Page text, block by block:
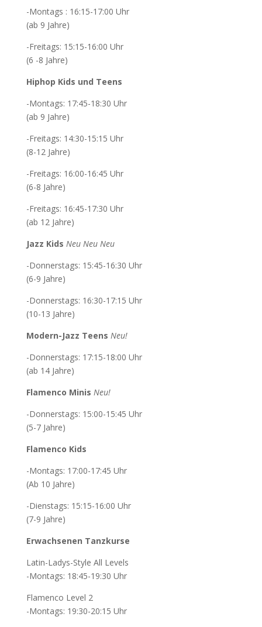
-Montags : 16:15-17:00 Uhr
(ab 9 Jahre)
-Freitags: 15:15-16:00 Uhr
(6 -8 Jahre)
Hiphop Kids und Teens
-Montags: 17:45-18:30 Uhr
(ab 9 Jahre)
-Freitags: 14:30-15:15 Uhr
(8-12 Jahre)
-Freitags: 16:00-16:45 Uhr
(6-8 Jahre)
-Freitags: 16:45-17:30 Uhr
(ab 12 Jahre)
Jazz Kids Neu Neu Neu
-Donnerstags: 15:45-16:30 Uhr
(6-9 Jahre)
-Donnerstags: 16:30-17:15 Uhr
(10-13 Jahre)
Modern-Jazz Teens Neu!
-Donnerstags: 17:15-18:00 Uhr
(ab 14 Jahre)
Flamenco Minis Neu!
-Donnerstags: 15:00-15:45 Uhr
(5-7 Jahre)
Flamenco Kids
-Montags: 17:00-17:45 Uhr
(Ab 10 Jahre)
-Dienstags: 15:15-16:00 Uhr
(7-9 Jahre)
Erwachsenen Tanzkurse
Latin-Ladys-Style All Levels
-Montags: 18:45-19:30 Uhr
Flamenco Level 2
-Montags: 19:30-20:15 Uhr